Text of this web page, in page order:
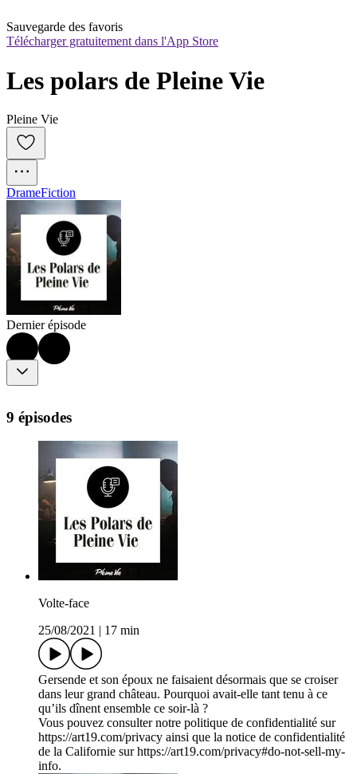
Sauvegarde des favoris
Télécharger gratuitement dans l'App Store
Les polars de Pleine Vie
Pleine Vie
DrameFiction
Dernier épisode
9 épisodes
Volte-face
25/08/2021
17 min
Gersende et son époux ne faisaient désormais que se croiser
dans leur grand château. Pourquoi avait-elle tant tenu à ce
qu’ils dînent ensemble ce soir-là ?
Vous pouvez consulter notre politique de confidentialité sur
https://art19.com/privacy ainsi que la notice de confidentialité
de la Californie sur https://art19.com/privacy#do-not-sell-my-
info.